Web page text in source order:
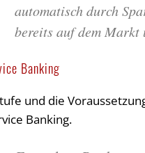
automatisch durch
bereits auf dem Markt
Banking
und die
Banking.